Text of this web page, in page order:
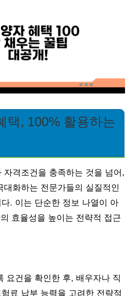
택, 100% 활용하는
자격조건을 충족하는 것을 넘어,
대화하는 전문가들의 실질적인
. 이는 단순한 정보 나열이 아
효율성을 높이는 전략적 접근
요건을 확인한 후, 배우자나 직
료 납부 능력을 고려한 전략적